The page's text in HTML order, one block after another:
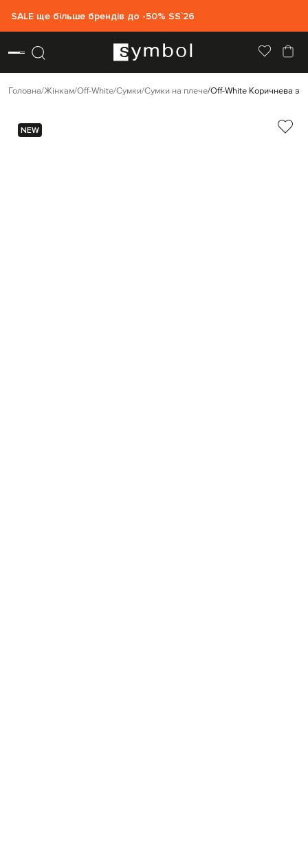
SALE ще більше брендів до -50% SS`26
Головна Жінкам Off-White Сумки Сумки на плече Off-White Коричнева
NEW